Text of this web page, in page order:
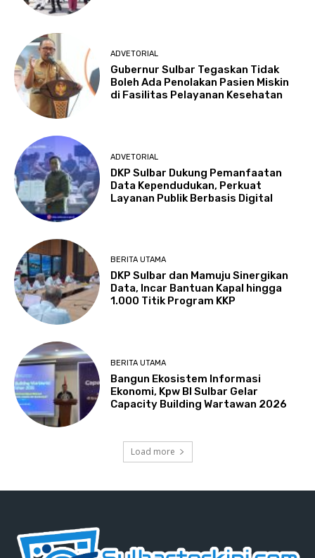
ADVETORIAL
Gubernur Sulbar Tegaskan Tidak
Boleh Ada Penolakan Pasien Miskin
di Fasilitas Pelayanan Kesehatan
ADVETORIAL
DKP Sulbar Dukung Pemanfaatan
Data Kependudukan, Perkuat
Layanan Publik Berbasis Digital
BERITA UTAMA
DKP Sulbar dan Mamuju Sinergikan
Data, Incar Bantuan Kapal hingga
1.000 Titik Program KKP
BERITA UTAMA
Bangun Ekosistem Informasi
Ekonomi, Kpw BI Sulbar Gelar
Capacity Building Wartawan 2026
Load more